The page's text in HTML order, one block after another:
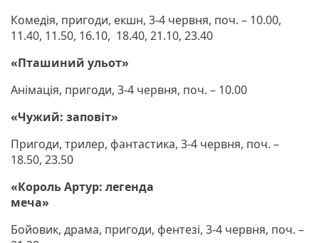
Комедія, пригоди, екшн, 3-4 червня, поч. – 10.00,
11.40, 11.50, 16.10, 18.40, 21.10, 23.40
«Пташиний ульот»
Анімація, пригоди, 3-4 червня, поч. – 10.00
«Чужий: заповіт»
Пригоди, трилер, фантастика, 3-4 червня, поч. –
18.50, 23.50
«Король Артур: легенда
меча»
Бойовик, драма, пригоди, фентезі, 3-4 червня, поч. –